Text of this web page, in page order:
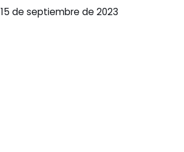
15 de septiembre de 2023